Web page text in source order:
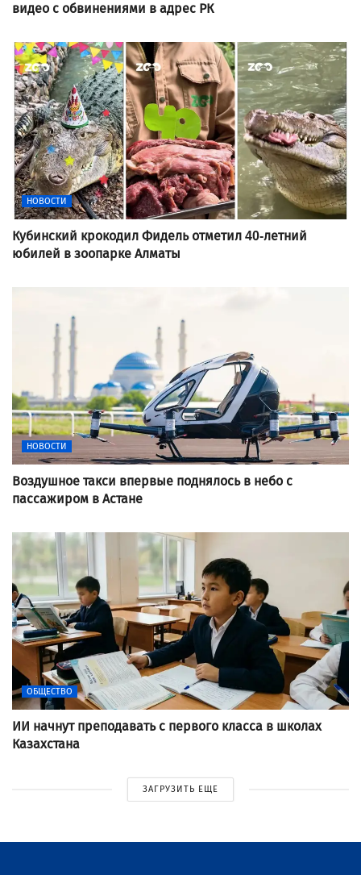
видео с обвинениями в адрес РК
НОВОСТИ
Кубинский крокодил Фидель отметил 40-летний
юбилей в зоопарке Алматы
НОВОСТИ
Воздушное такси впервые поднялось в небо с
пассажиром в Астане
ОБЩЕСТВО
ИИ начнут преподавать с первого класса в школах
Казахстана
ЗАГРУЗИТЬ ЕЩЕ